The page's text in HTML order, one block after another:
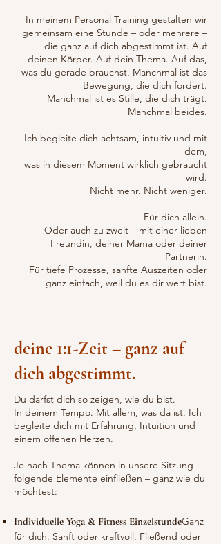
In meinem Personal Training gestalten wir
gemeinsam eine Stunde – oder mehrere –
die ganz auf dich abgestimmt ist. Auf
deinen Körper. Auf dein Thema. Auf das,
was du gerade brauchst. Manchmal ist das
Bewegung, die dich fordert.
Manchmal ist es Stille, die dich trägt.
Manchmal beides.
Ich begleite dich achtsam, intuitiv und mit
dem,
was in diesem Moment wirklich gebraucht
wird.
Nicht mehr. Nicht weniger.
Für dich allein.
Oder auch zu zweit – mit einer lieben
Freundin, deiner Mama oder deiner
Partnerin.
Für tiefe Prozesse, sanfte Auszeiten oder
ganz einfach, weil du es dir wert bist.
deine 1:1-Zeit – ganz auf
dich abgestimmt.
Du darfst dich so zeigen, wie du bist.
In deinem Tempo. Mit allem, was da ist. Ich
begleite dich mit Erfahrung, Intuition und
einem offenen Herzen.
Je nach Thema können in unsere Sitzung
folgende Elemente einfließen – ganz wie du
möchtest:
Individuelle Yoga & Fitness EinzelstundeGanz
für dich. Sanft oder kraftvoll. Fließend oder